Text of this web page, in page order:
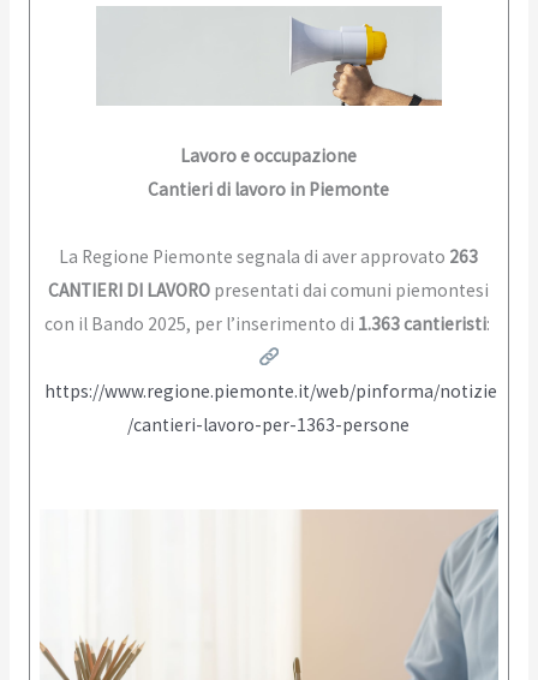
Lavoro e occupazione
Cantieri di lavoro in Piemonte
La Regione Piemonte segnala di aver approvato 263
CANTIERI DI LAVORO presentati dai comuni piemontesi
con il Bando 2025, per l’inserimento di 1.363 cantieristi:
https://www.regione.piemonte.it/web/pinforma/notizie
/cantieri-lavoro-per-1363-persone